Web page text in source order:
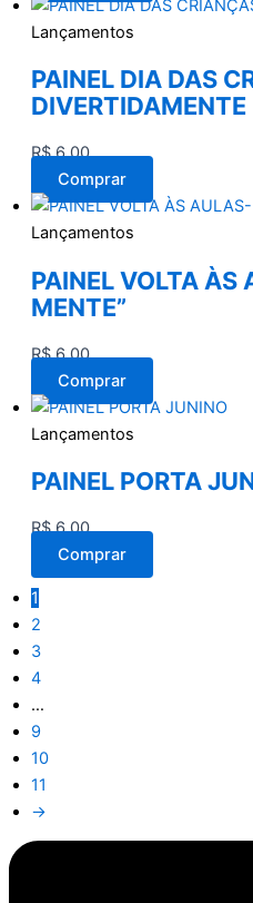
Lançamentos
PAINEL DIA DAS
DIVERTIDAMENTE
R$6,00
Comprar
Lançamentos
PAINEL VOLTA ÀS
MENTE”
R$6,00
Comprar
Lançamentos
PAINEL PORTA
R$6,00
Comprar
1
2
3
4
…
9
10
11
→